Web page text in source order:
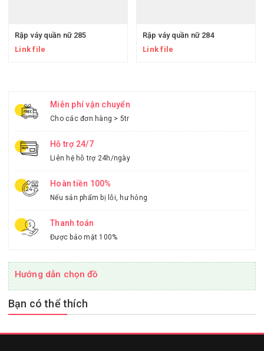
Rập váy quần nữ 285
Link file
Rập váy quần nữ 284
Link file
Miễn phí vận chuyển
Cho các đơn hàng > 5tr
Hỗ trợ 24/7
Liên hệ hỗ trợ 24h/ngày
Hoàn tiền 100%
Nếu sản phẩm bị lỗi, hư hỏng
Thanh toán
Được bảo mật 100%
Hướng dẫn chọn đồ
Bạn có thể thích